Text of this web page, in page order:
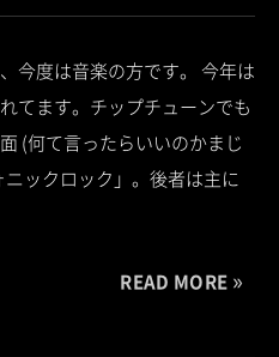
今度は音楽の方です。 今年は
てます。チップチューンでも
(何て言ったらいいのかまじ
ックロック」。後者は主に
READ MORE